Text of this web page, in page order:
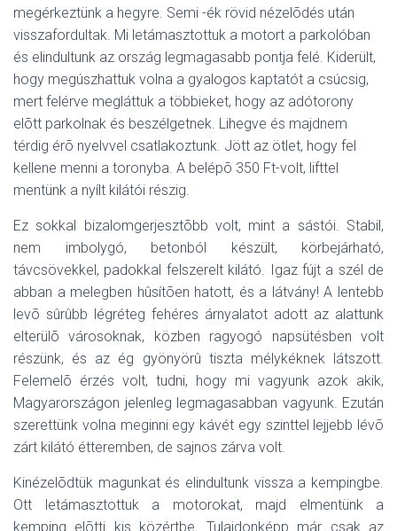
megérkeztünk a hegyre. Semi -ék rövid nézelõdés után
visszafordultak. Mi letámasztottuk a motort a parkolóban
és elindultunk az ország legmagasabb pontja felé. Kiderült,
hogy megúszhattuk volna a gyalogos kaptatót a csúcsig,
mert felérve megláttuk a többieket, hogy az adótorony
elõtt parkolnak és beszélgetnek. Lihegve és majdnem
térdig érõ nyelvvel csatlakoztunk. Jött az ötlet, hogy fel
kellene menni a toronyba. A belépõ 350 Ft-volt, lifttel
mentünk a nyílt kilátói részig.
Ez sokkal bizalomgerjesztõbb volt, mint a sástói. Stabil,
nem imbolygó, betonból készült, körbejárható,
távcsövekkel, padokkal felszerelt kilátó. Igaz fújt a szél de
abban a melegben hûsítõen hatott, és a látvány! A lentebb
levõ sûrûbb légréteg fehéres árnyalatot adott az alattunk
elterülõ városoknak, közben ragyogó napsütésben volt
részünk, és az ég gyönyörû tiszta mélykéknek látszott.
Felemelõ érzés volt, tudni, hogy mi vagyunk azok akik,
Magyarországon jelenleg legmagasabban vagyunk. Ezután
szerettünk volna meginni egy kávét egy szinttel lejjebb lévõ
zárt kilátó étteremben, de sajnos zárva volt.
Kinézelõdtük magunkat és elindultunk vissza a kempingbe.
Ott letámasztottuk a motorokat, majd elmentünk a
kemping elõtti kis közértbe. Tulajdonképp már csak az